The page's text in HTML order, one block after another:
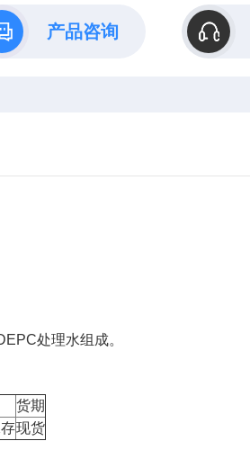
产品咨询
处理水组成。
货期
现货